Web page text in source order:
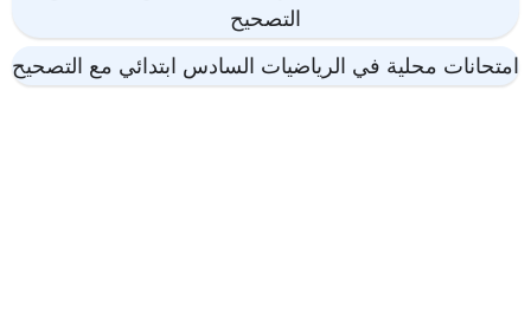
التصحيح
امتحانات محلية في الرياضيات السادس ابتدائي مع التصحيح